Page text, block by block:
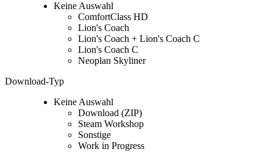
Keine Auswahl
ComfortClass HD
Lion's Coach
Lion's Coach + Lion's Coach C
Lion's Coach C
Neoplan Skyliner
Download-Typ
Keine Auswahl
Download (ZIP)
Steam Workshop
Sonstige
Work in Progress